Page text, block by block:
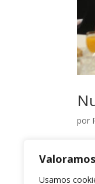
Usamos
por